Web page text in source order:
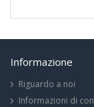
Informazione
Riguardo a noi
Informazioni di